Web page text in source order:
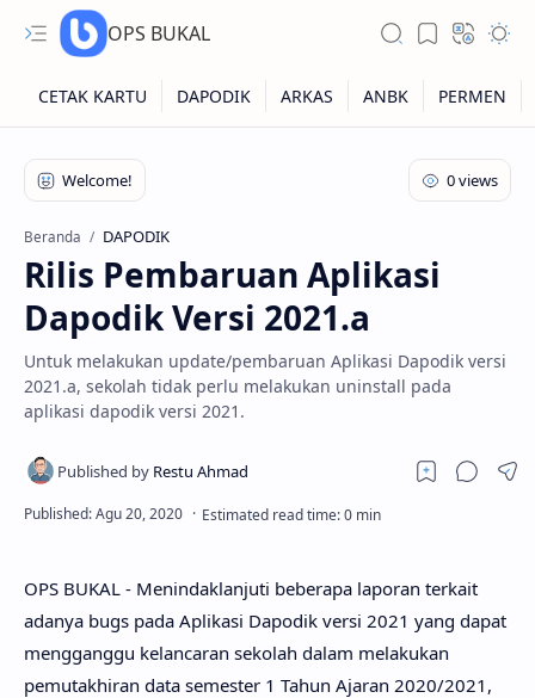
OPS BUKAL
Kartu NUPTK
Kartu NRG
Kartu NISN
Kartu NISN Foto
Kartu NISN Massal
Beranda DAPODIK
Rilis Pembaruan Aplikasi
Dapodik Versi 2021.a
Untuk melakukan update/pembaruan Aplikasi Dapodik versi
2021.a, sekolah tidak perlu melakukan uninstall pada
aplikasi dapodik versi 2021.
OPS BUKAL - Menindaklanjuti beberapa laporan terkait
adanya bugs pada Aplikasi Dapodik versi 2021 yang dapat
mengganggu kelancaran sekolah dalam melakukan
pemutakhiran data semester 1 Tahun Ajaran 2020/2021,